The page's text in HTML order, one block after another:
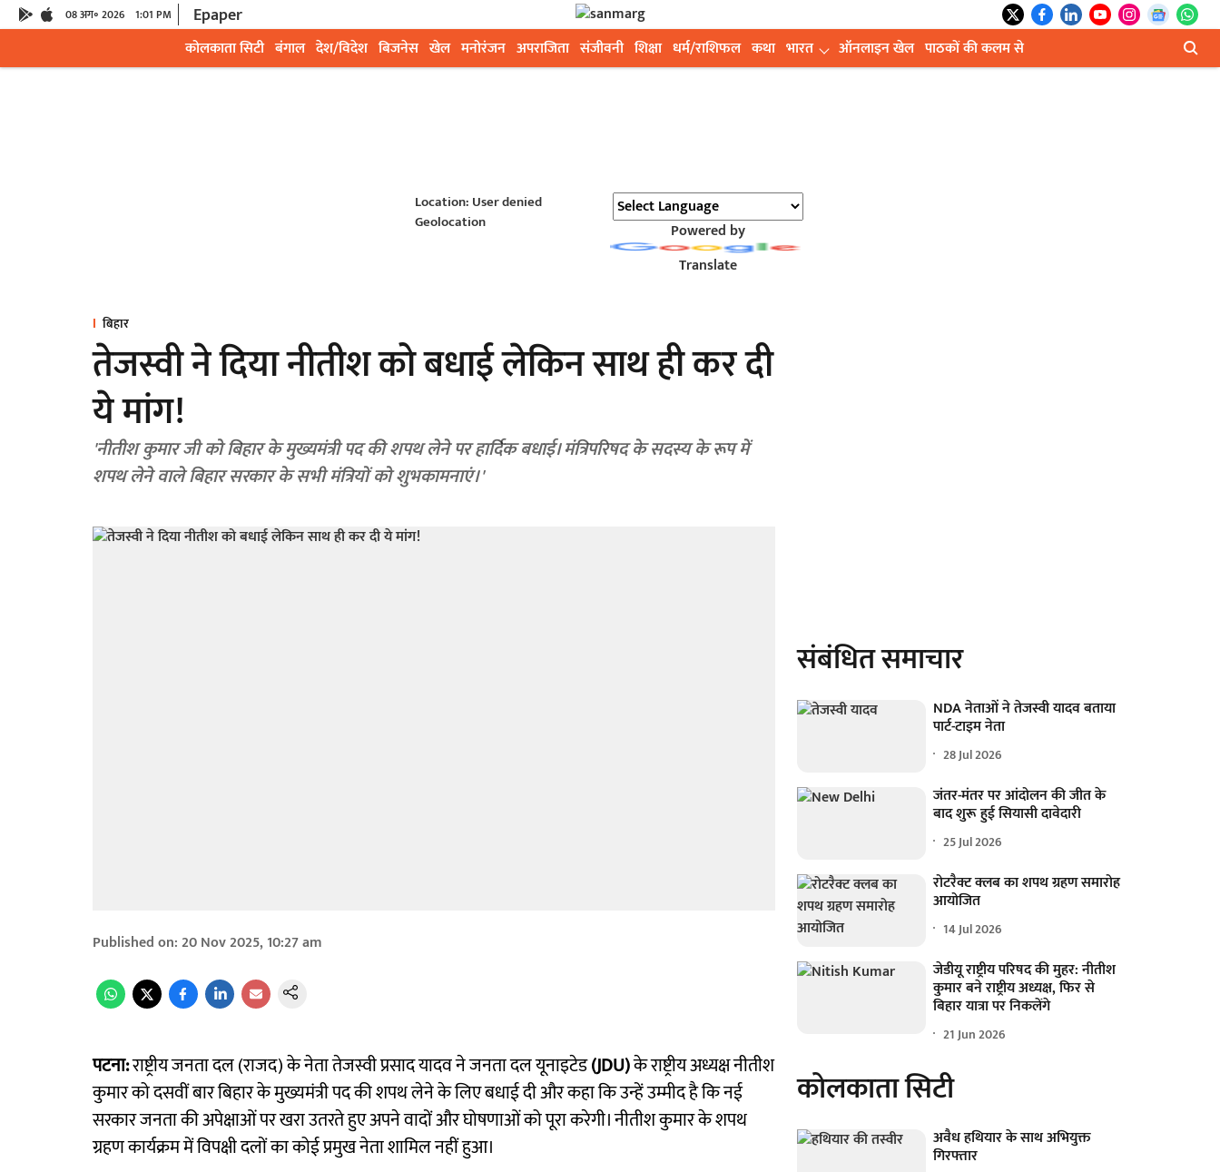
08 अग॰ 2026 1:01 PM Epaper
कोलकाता सिटी बंगाल देश/विदेश बिजनेस खेल मनोरंजन अपराजिता संजीवनी शिक्षा धर्म/राशिफल कथा भारत ऑनलाइन खेल पाठकों की कलम से
Location: User denied
Geolocation
Powered by
Translate
बिहार
तेजस्वी ने दिया नीतीश को बधाई लेकिन साथ ही कर दी
ये मांग!
'नीतीश कुमार जी को बिहार के मुख्यमंत्री पद की शपथ लेने पर हार्दिक बधाई। मंत्रिपरिषद के सदस्य के रूप में
शपथ लेने वाले बिहार सरकार के सभी मंत्रियों को शुभकामनाएं।'
Published on:20 Nov 2025, 10:27 am
पटना:राष्ट्रीय जनता दल (राजद) के नेता तेजस्वी प्रसाद यादव ने जनता दल यूनाइटेड(JDU)के राष्ट्रीय अध्यक्ष नीतीश
कुमार को दसवीं बार बिहार के मुख्यमंत्री पद की शपथ लेने के लिए बधाई दी और कहा कि उन्हें उम्मीद है कि नई
सरकार जनता की अपेक्षाओं पर खरा उतरते हुए अपने वादों और घोषणाओं को पूरा करेगी। नीतीश कुमार के शपथ
ग्रहण कार्यक्रम में विपक्षी दलों का कोई प्रमुख नेता शामिल नहीं हुआ।
संबंधित समाचार
NDA नेताओं ने तेजस्वी यादव बताया
पार्ट-टाइम नेता
28 Jul 2026
जंतर-मंतर पर आंदोलन की जीत के
बाद शुरू हुई सियासी दावेदारी
25 Jul 2026
रोटरैक्ट क्लब का शपथ ग्रहण समारोह
आयोजित
14 Jul 2026
जेडीयू राष्ट्रीय परिषद की मुहर: नीतीश
कुमार बने राष्ट्रीय अध्यक्ष, फिर से
बिहार यात्रा पर निकलेंगे
21 Jun 2026
कोलकाता सिटी
अवैध हथियार के साथ अभियुक्त
गिरफ्तार